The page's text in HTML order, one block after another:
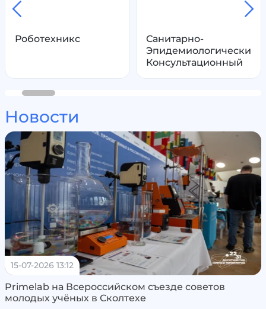
Роботехникс
Санитарно-
Эпидемиологический
Консультационный
Новости
15-07-2026 13:12
Primelab на Всероссийском съезде советов
молодых учёных в Сколтехе